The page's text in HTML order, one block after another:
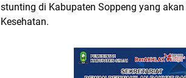
stunting di Kabupaten Soppeng yang
Kesehatan.